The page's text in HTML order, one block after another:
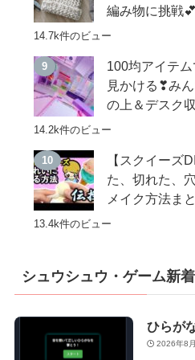
編み物に挑戦💕
14.7k件のビュー
100均アイテ
見かける❣み
の上＆デスク
14.2k件のビュー
【スクイーズ
た、切れた、
メイク方法ま
13.4k件のビュー
シュウシュウ・ゲーム新着
ひらが
2026年8